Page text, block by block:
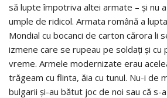
să lupte împotriva altei armate – și nu
umple de ridicol. Armata română a
Mondial cu bocanci de carton cărora li
izmene care se rupeau pe soldați și cu
vreme. Armele modernizate erau
trăgeam cu flinta, ăia cu tunul. Nu-i de
bulgarii și-au bătut joc de noi sau că s-